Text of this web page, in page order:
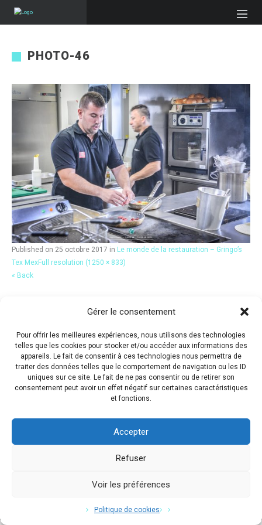
Gérer le consentement
Pour offrir les meilleures expériences, nous utilisons des technologies
telles que les cookies pour stocker et/ou accéder aux informations des
appareils. Le fait de consentir à ces technologies nous permettra de
traiter des données telles que le comportement de navigation ou les ID
uniques sur ce site. Le fait de ne pas consentir ou de retirer son
consentement peut avoir un effet négatif sur certaines caractéristiques
et fonctions.
Accepter
Refuser
Voir les préférences
Politique de cookies
PHOTO-46
Published on 25 octobre 2017 in Le monde de la restauration – Gringo’s
Tex MexFull resolution (1250 × 833)
« Back
Copyright © 2017 Flavio Da Costa. All Rights Reserved.